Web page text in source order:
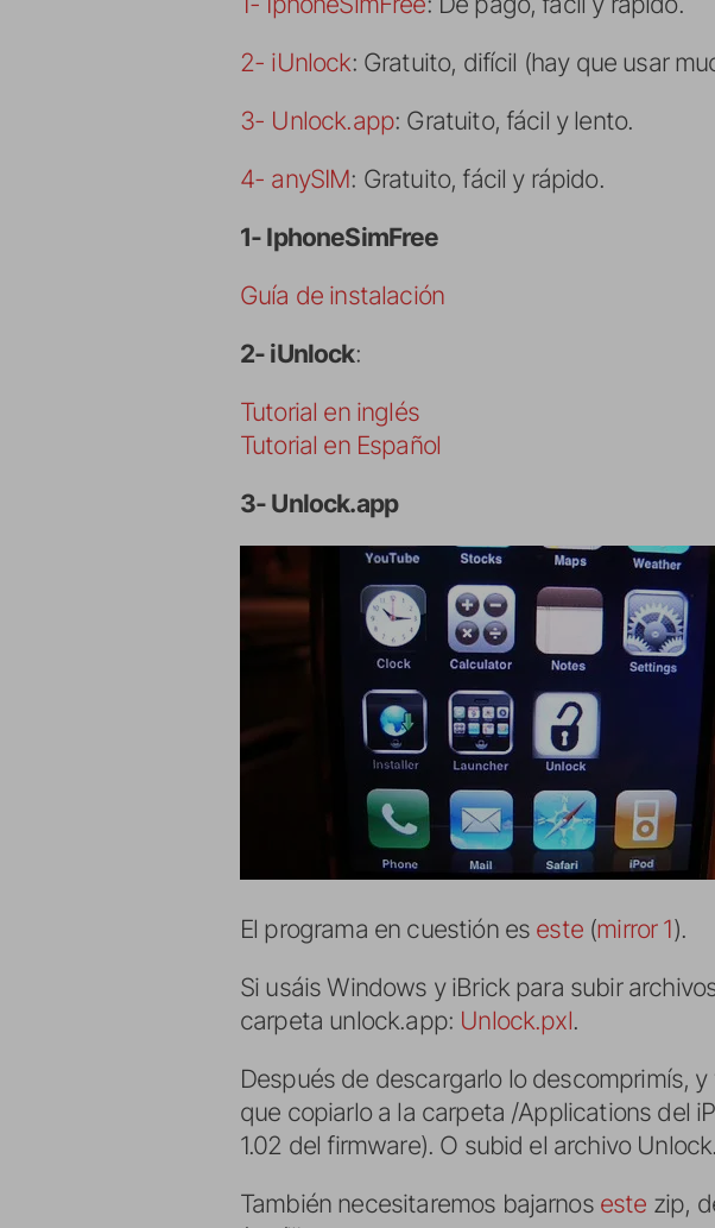
2- iUnlock: Gratuito, difícil (hay que usar
3- Unlock.app: Gratuito, fácil y lento.
4- anySIM: Gratuito, fácil y rápido.
1- IphoneSimFree
Guía de instalación
2- iUnlock:
Tutorial en inglés
Tutorial en Español
3- Unlock.app
El programa en cuestión es este(mirror 1).
Si usáis Windows y iBrick para subir
carpeta unlock.app: Unlock.pxl.
Después de descargarlo lo descomprimís,
que copiarlo a la carpeta /Applications del
1.02 del firmware). O subid el archivo
También necesitaremos bajarnos este zip,